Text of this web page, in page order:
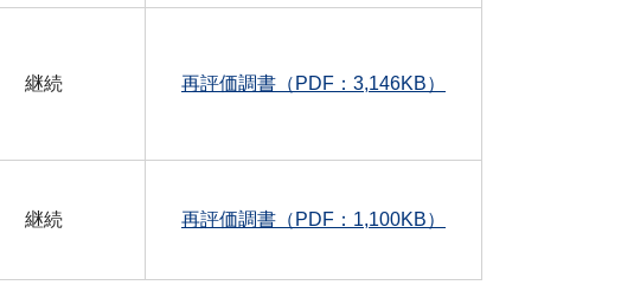
継続 再評価調書（PDF：3,146KB）
継続 再評価調書（PDF：1,100KB）